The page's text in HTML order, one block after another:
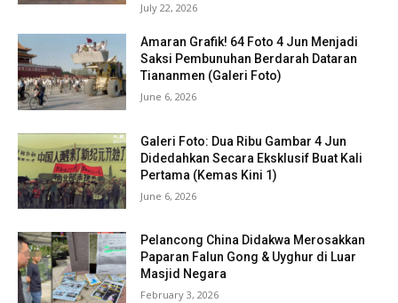
July 22, 2026
Amaran Grafik! 64 Foto 4 Jun Menjadi
Saksi Pembunuhan Berdarah Dataran
Tiananmen (Galeri Foto)
June 6, 2026
Galeri Foto: Dua Ribu Gambar 4 Jun
Didedahkan Secara Eksklusif Buat Kali
Pertama (Kemas Kini 1)
June 6, 2026
Pelancong China Didakwa Merosakkan
Paparan Falun Gong & Uyghur di Luar
Masjid Negara
February 3, 2026